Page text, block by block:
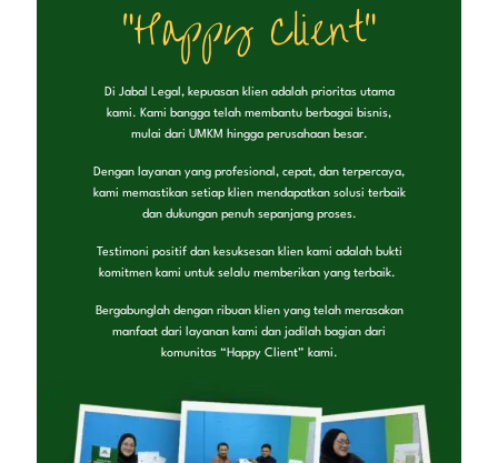
"Happy Client"
Di Jabal Legal, kepuasan klien adalah prioritas utama
kami. Kami bangga telah membantu berbagai bisnis,
mulai dari UMKM hingga perusahaan besar.
Dengan layanan yang profesional, cepat, dan terpercaya,
kami memastikan setiap klien mendapatkan solusi terbaik
dan dukungan penuh sepanjang proses.
Testimoni positif dan kesuksesan klien kami adalah bukti
komitmen kami untuk selalu memberikan yang terbaik.
Bergabunglah dengan ribuan klien yang telah merasakan
manfaat dari layanan kami dan jadilah bagian dari
komunitas “Happy Client” kami.